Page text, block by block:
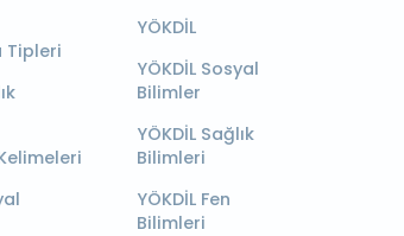
Tipleri
YÖKDİL
YÖKDİL Sosyal
Bilimler
YÖKDİL Sağlık
Bilimleri
YÖKDİL Fen
Bilimleri